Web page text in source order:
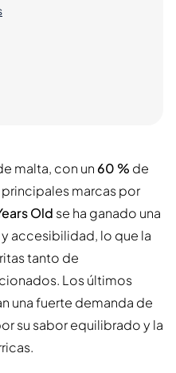
malta, con un 60 % de
marcas por
Old se ha ganado una
accesibilidad, lo que la
tanto de
Los últimos
una fuerte demanda de
su sabor equilibrado y la